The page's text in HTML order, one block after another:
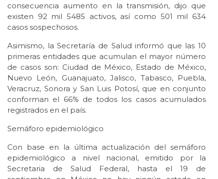
consecuencia aumento en la transmisión, dijo que
existen 92 mil 5485 activos, así como 501 mil 634
casos sospechosos.
Asimismo, la Secretaría de Salud informó que las 10
primeras entidades que acumulan el mayor número
de casos son: Ciudad de México, Estado de México,
Nuevo León, Guanajuato, Jalisco, Tabasco, Puebla,
Veracruz, Sonora y San Luis Potosí, que en conjunto
conforman el 66% de todos los casos acumulados
registrados en el país.
Semáforo epidemiológico
Con base en la última actualización del semáforo
epidemiológico a nivel nacional, emitido por la
Secretaria de Salud Federal, hasta el 19 de